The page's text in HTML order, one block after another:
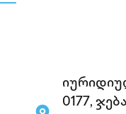
0177,